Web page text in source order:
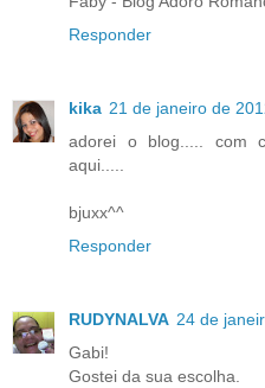
Responder
kika 21 de janeiro de
adorei o blog..... com
aqui.....
bjuxx^^
Responder
RUDYNALVA 24 de
Gabi!
Gostei da sua escolha.